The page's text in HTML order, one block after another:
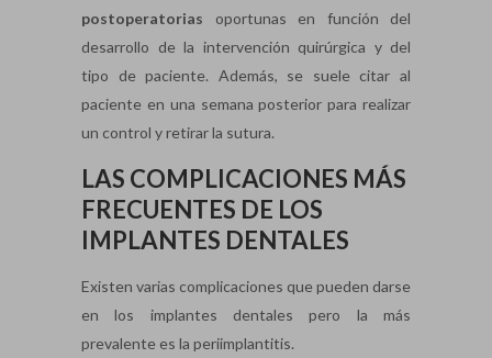
postoperatorias oportunas en función del
desarrollo de la intervención quirúrgica y del
tipo de paciente. Además, se suele citar al
paciente en una semana posterior para realizar
un control y retirar la sutura.
LAS COMPLICACIONES MÁS
FRECUENTES DE LOS
IMPLANTES DENTALES
Existen varias complicaciones que pueden darse
en los implantes dentales pero la más
prevalente es la periimplantitis.